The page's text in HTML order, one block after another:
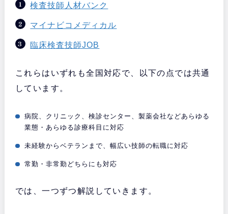
検査技師人材バンク
マイナビコメディカル
臨床検査技師JOB
これらはいずれも全国対応で、以下の点では共通
しています。
病院、クリニック、検診センター、製薬会社などあらゆる
業態・あらゆる診療科目に対応
未経験からベテランまで、幅広い技師の転職に対応
常勤・非常勤どちらにも対応
では、一つずつ解説していきます。